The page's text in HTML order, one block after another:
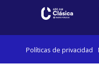
Políticas de privacidad